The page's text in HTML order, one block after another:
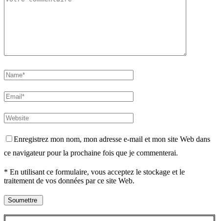
Enregistrez mon nom, mon adresse e-mail et mon site Web dans
ce navigateur pour la prochaine fois que je commenterai.
* En utilisant ce formulaire, vous acceptez le stockage et le
traitement de vos données par ce site Web.